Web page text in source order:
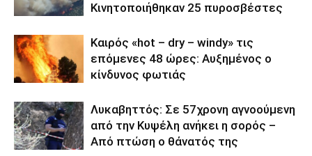
Κινητοποιήθηκαν 25 πυροσβέστες
Καιρός «hot – dry – windy» τις
επόμενες 48 ώρες: Αυξημένος ο
κίνδυνος φωτιάς
Λυκαβηττός: Σε 57χρονη αγνοούμενη
από την Κυψέλη ανήκει η σορός –
Από πτώση ο θάνατός της